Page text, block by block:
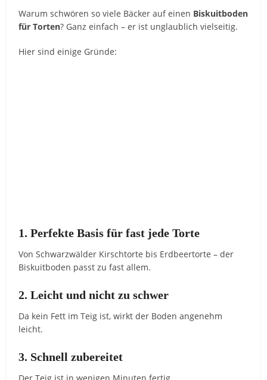
Warum schwören so viele Bäcker auf einen Biskuitboden
für Torten? Ganz einfach – er ist unglaublich vielseitig.
Hier sind einige Gründe:
1. Perfekte Basis für fast jede Torte
Von Schwarzwälder Kirschtorte bis Erdbeertorte – der
Biskuitboden passt zu fast allem.
2. Leicht und nicht zu schwer
Da kein Fett im Teig ist, wirkt der Boden angenehm
leicht.
3. Schnell zubereitet